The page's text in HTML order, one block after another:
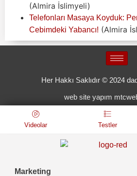
(Almira İslimyeli)
Telefonları Masaya Koyduk:
Cebimdeki Yabancı! (Almira
Her Hakkı Saklıdır © 2024
web site yapım
Videolar Testler
Marketing